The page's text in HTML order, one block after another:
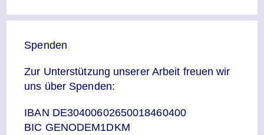
Spenden
Zur Unterstützung unserer Arbeit freuen wir
uns über Spenden:
IBAN DE30400602650018460400
BIC GENODEM1DKM